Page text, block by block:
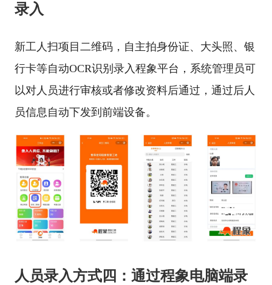
录入
新工人扫项目二维码，自主拍身份证、大头照、银
行卡等自动OCR识别录入程象平台，系统管理员可
以对人员进行审核或者修改资料后通过，通过后人
员信息自动下发到前端设备。
人员录入方式四：通过程象电脑端录